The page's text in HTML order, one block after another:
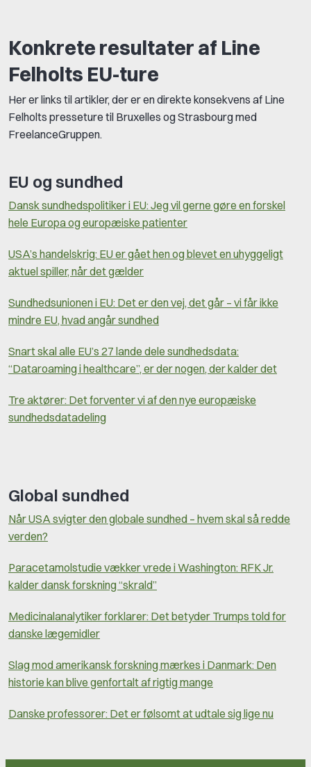
Konkrete resultater af Line
Felholts EU-ture
Her er links til artikler, der er en direkte konsekvens af Line
Felholts presseture til Bruxelles og Strasbourg med
FreelanceGruppen.
EU og sundhed
Dansk sundhedspolitiker i EU: Jeg vil gerne gøre en forskel
hele Europa og europæiske patienter
USA’s handelskrig: EU er gået hen og blevet en uhyggeligt
aktuel spiller, når det gælder
Sundhedsunionen i EU: Det er den vej, det går – vi får ikke
mindre EU, hvad angår sundhed
Snart skal alle EU’s 27 lande dele sundhedsdata:
“Dataroaming i healthcare”, er der nogen, der kalder det
Tre aktører: Det forventer vi af den nye europæiske
sundhedsdatadeling
Global sundhed
Når USA svigter den globale sundhed – hvem skal så redde
verden?
Paracetamolstudie vækker vrede i Washington: RFK Jr.
kalder dansk forskning “skrald”
Medicinalanalytiker forklarer: Det betyder Trumps told for
danske lægemidler
Slag mod amerikansk forskning mærkes i Danmark: Den
historie kan blive genfortalt af rigtig mange
Danske professorer: Det er følsomt at udtale sig lige nu